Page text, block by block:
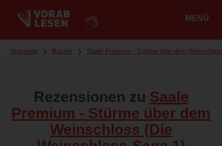
MENÜ
Du bist hier
Startseite ❭ Bücher ❭ Saale Premium - Stürme über dem
Rezensionen zu Saale
Premium - Stürme über dem
Weinschloss (Die